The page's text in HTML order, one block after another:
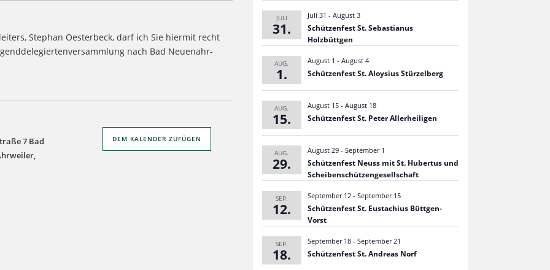
Ste­phan Oes­ter­beck, darf ich Sie hier­mit recht
nach Bad Neu­en­ahr-
7 Bad
DEM KALENDER ZUFÜGEN
JULI
31
Juli 31 - August 3
Schüt­zen­fest St. Sebas­tia­nus
Holzbüttgen
AUG.
1
August 1 - August 4
Schüt­zen­fest St. Aloy­sius Stürzelberg
AUG.
15
August 15- August 18
Schüt­zen­fest St. Peter Allerheiligen
AUG.
29
August 29- September 1
Schüt­zen­fest Neuss mit St. Huber­tus und
Scheibenschützengesellschaft
SEP.
12
September 12- September 15
Schüt­zen­fest St. Eusta­chius Büttgen-
Vorst
SEP.
18
September 18- September 21
Schüt­zen­fest St. Andreas Norf